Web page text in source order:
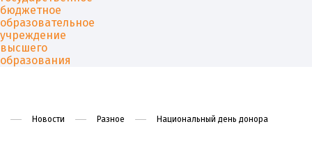
Новости Разное Национальный день донора